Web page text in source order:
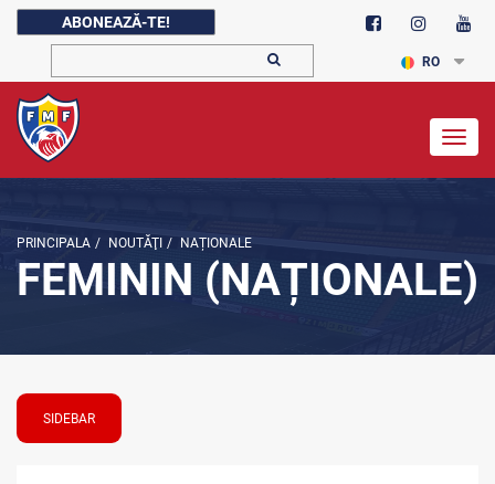
ABONEAZĂ-TE!
RO
PRINCIPALA / NOUTĂŢI / NAȚIONALE
FEMININ (NAȚIONALE)
SIDEBAR